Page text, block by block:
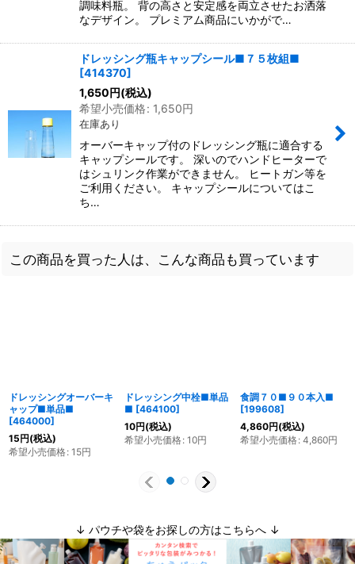
調味料瓶。 背の高さと安定感を両立させたお洒落
なデザイン。 プレミアム商品にいかがで…
ドレッシング瓶キャップシール■７５枚組■
[414370]
1,650円(税込)
希望小売価格: 1,650円
在庫あり
オーバーキャップ付のドレッシング瓶に適合する
キャップシールです。 深いのでハンドヒーターで
はシュリンク作業ができません。 ヒートガン等を
ご利用ください。 キャップシールについてはこ
ち…
この商品を買った人は、こんな商品も買っています
ドレッシングオーバーキ
ャップ■単品■
[464000]
15円(税込)
希望小売価格: 15円
ドレッシング中栓■単品
■ [464100]
10円(税込)
希望小売価格: 10円
食調７０■９０本入■
[199608]
4,860円(税込)
希望小売価格: 4,860円
↓ パウチや袋をお探しの方はこちらへ ↓